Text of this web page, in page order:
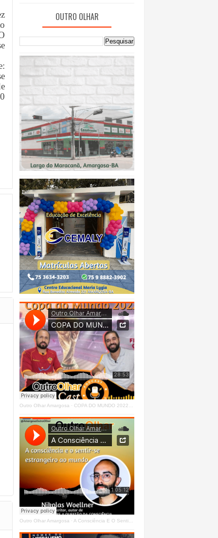
OUTRO OLHAR
Outro Olhar Amargosa · COPA DO MUNDO 2022 - OUTRO OLHAR CAST #O1 Right
Outro Olhar Amargosa · A Consciência E O Sentir - Se Estrangeiro Ao Mundo